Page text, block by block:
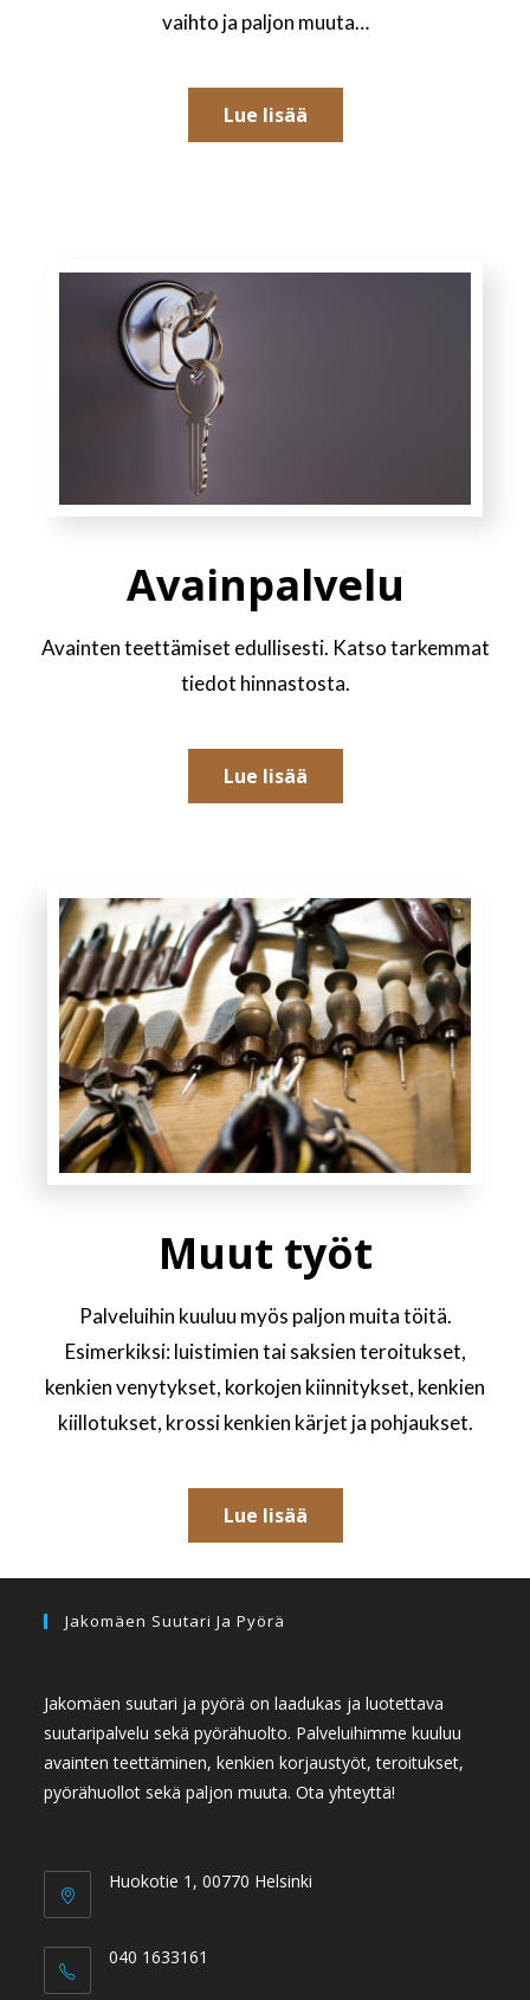
vaihto ja paljon muuta…
Lue lisää
Avainpalvelu
Avainten teettämiset edullisesti. Katso tarkemmat
tiedot hinnastosta.
Lue lisää
Muut työt
Palveluihin kuuluu myös paljon muita töitä.
Esimerkiksi: luistimien tai saksien teroitukset,
kenkien venytykset, korkojen kiinnitykset, kenkien
kiillotukset, krossi kenkien kärjet ja pohjaukset.
Lue lisää
Jakomäen Suutari Ja Pyörä
Jakomäen suutari ja pyörä on laadukas ja luotettava
suutaripalvelu sekä pyörähuolto. Palveluihimme kuuluu
avainten teettäminen, kenkien korjaustyöt, teroitukset,
pyörähuollot sekä paljon muuta. Ota yhteyttä!
Huokotie 1, 00770 Helsinki
040 1633161